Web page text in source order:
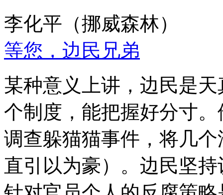
李化平（挪威森林）
等您，边民兄弟
某种意义上讲，边民是
个制度，能把握好分寸
调查躲猫猫事件，将几
直引以为豪）。边民坚